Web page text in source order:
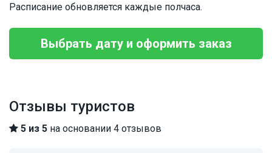
Расписание обновляется каждые полчаса.
Выбрать дату и оформить заказ
Отзывы туристов
5 из 5 на основании 4 отзывов